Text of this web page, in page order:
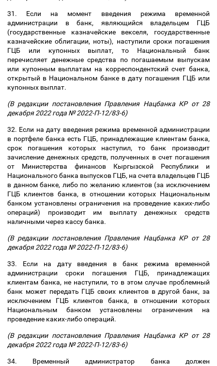
31. Если на момент введения режима временной
администрации в банк, являющийся владельцем ГЦБ
(государственные казначейские векселя, государственные
казначейские облигации, ноты), наступили сроки погашения
ГЦБ или купонных выплат, то Национальный банк
перечисляет денежные средства по погашаемым выпускам
или купонным выплатам на корреспондентский счет банка,
открытый в Национальном банке в дату погашения ГЦБ или
купонных выплат.
(В редакции постановления Правления Нацбанка КР от 28
декабря 2022 года № 2022-П-12/83-6)
32. Если на дату введения режима временной администрации
в портфеле банка есть ГЦБ, принадлежащие клиентам банка,
срок погашения которых наступил, то банк производит
зачисление денежных средств, полученных в счет погашения
от Министерства финансов Кыргызской Республики и
Национального банка выпусков ГЦБ, на счета владельцев ГЦБ
в данном банке, либо по желанию клиентов (за исключением
ГЦБ клиентов банка, в отношении которых Национальным
банком установлены ограничения на проведение каких-либо
операций) производит им выплату денежных средств
наличными через кассу банка.
(В редакции постановления Правления Нацбанка КР от 28
декабря 2022 года № 2022-П-12/83-6)
33. Если на дату введения в банк режима временной
администрации сроки погашения ГЦБ, принадлежащих
клиентам банка, не наступили, то в этом случае проблемный
банк может передать ГЦБ своих клиентов в другой банк, за
исключением ГЦБ клиентов банка, в отношении которых
Национальным банком установлены ограничения на
проведение каких-либо операций.
(В редакции постановления Правления Нацбанка КР от 28
декабря 2022 года № 2022-П-12/83-6)
34. Временный администратор банка должен